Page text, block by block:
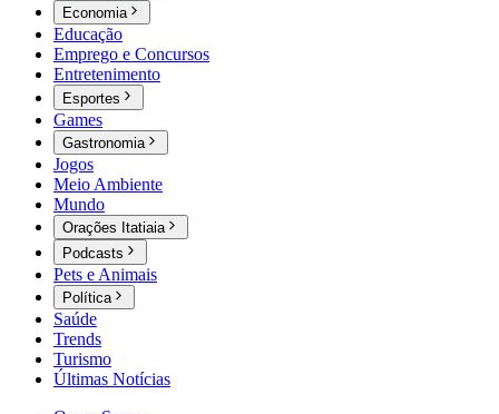
Economia
Educação
Emprego e Concursos
Entretenimento
Esportes
Games
Gastronomia
Jogos
Meio Ambiente
Mundo
Orações Itatiaia
Podcasts
Pets e Animais
Política
Saúde
Trends
Turismo
Últimas Notícias